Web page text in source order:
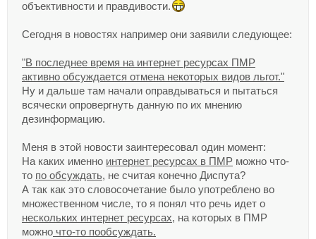
объективности и правдивости.
Сегодня в новостях например они заявили следующее:
"В последнее время на интернет ресурсах ПМР
активно обсуждается отмена некоторых видов льгот."
Ну и дальше там начали оправдываться и пытаться
всячески опровергнуть данную по их мнению
дезинформацию.
Меня в этой новости заинтересовал один момент:
На каких именно интернет ресурсах в ПМР можно что-
то по обсуждать, не считая конечно Диспута?
А так как это словосочетание было употреблено во
множественном числе, то я понял что речь идет о
нескольких интернет ресурсах, на которых в ПМР
можно что-то пообсуждать.